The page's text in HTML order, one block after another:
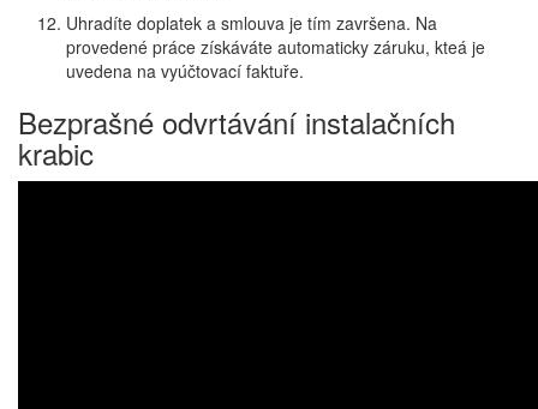
Uhradíte doplatek a smlouva je tím završena. Na
provedené práce získáváte automaticky záruku, kteá je
uvedena na vyúčtovací faktuře.
Bezprašné odvrtávání instalačních
krabic